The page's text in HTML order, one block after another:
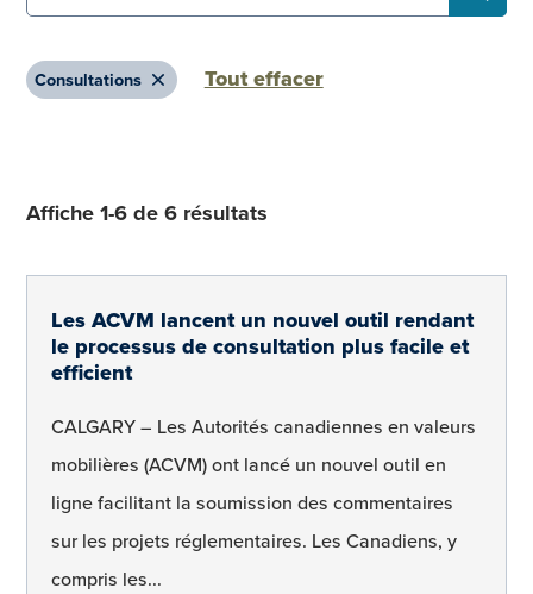
Remove
Consultations Tout effacer
Affiche 1-6 de 6 résultats
Les ACVM lancent un nouvel outil rendant
le processus de consultation plus facile et
efficient
CALGARY – Les Autorités canadiennes en valeurs
mobilières (ACVM) ont lancé un nouvel outil en
ligne facilitant la soumission des commentaires
sur les projets réglementaires. Les Canadiens, y
compris les...